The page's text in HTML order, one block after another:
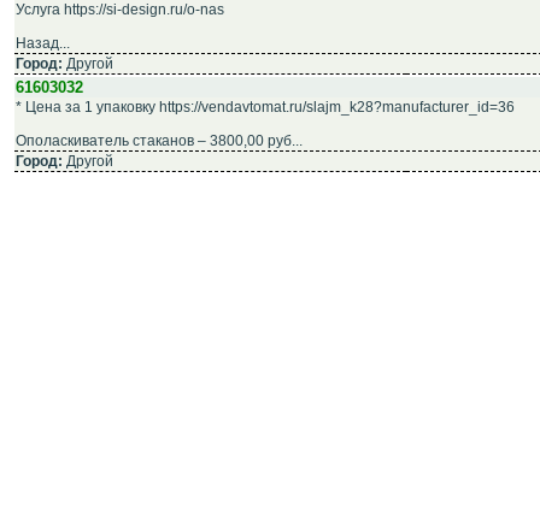
Услуга https://si-design.ru/o-nas
Назад...
Город: Другой
61603032
* Цена за 1 упаковку https://vendavtomat.ru/slajm_k28?manufacturer_id=36
Ополаскиватель стаканов – 3800,00 руб...
Город: Другой